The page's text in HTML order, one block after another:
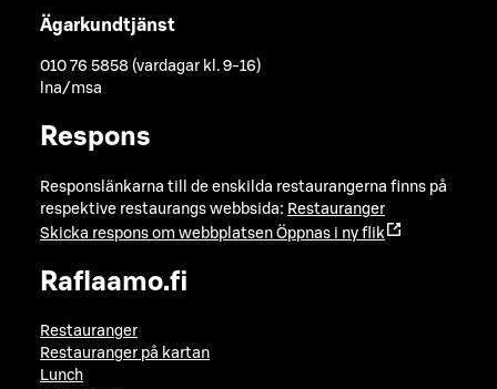
Ägarkundtjänst
010 76 5858 (vardagar kl. 9-16)
lna/msa
Respons
Responslänkarna till de enskilda restaurangerna finns på
respektive restaurangs webbsida: Restauranger
Skicka respons om webbplatsen Öppnas i ny flik
Raflaamo.fi
Restauranger
Restauranger på kartan
Lunch